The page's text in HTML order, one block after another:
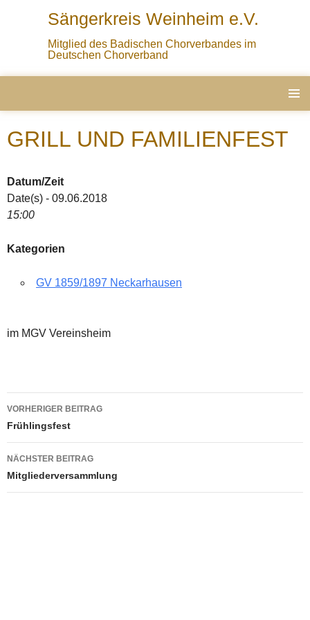
Sängerkreis Weinheim e.V.
Mitglied des Badischen Chorverbandes im
Deutschen Chorverband
MENÜ
SPRINGEN
GRILL UND FAMILIENFEST
Datum/Zeit
Date(s) - 09.06.2018
15:00
Kategorien
GV 1859/1897 Neckarhausen
im MGV Vereinsheim
Beitragsnavigation
VORHERIGER BEITRAG
Frühlingsfest
NÄCHSTER BEITRAG
Mitgliederversammlung